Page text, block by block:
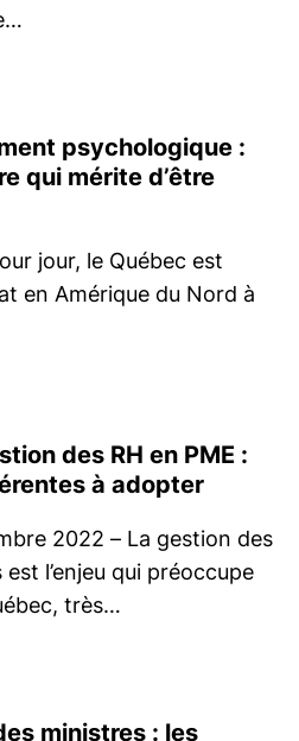
psychologique :
qui mérite d’être
jour, le Québec est
en Amérique du Nord à
des RH en PME :
à adopter
2022 – La gestion des
l’enjeu qui préoccupe
très…
ministres : les